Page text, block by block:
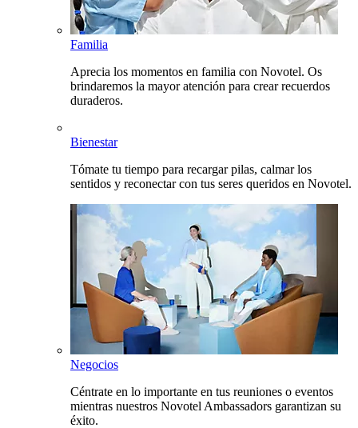
Familia
Aprecia los momentos en familia con Novotel. Os
brindaremos la mayor atención para crear recuerdos
duraderos.
Bienestar
Tómate tu tiempo para recargar pilas, calmar los
sentidos y reconectar con tus seres queridos en Novotel.
Negocios
Céntrate en lo importante en tus reuniones o eventos
mientras nuestros Novotel Ambassadors garantizan su
éxito.